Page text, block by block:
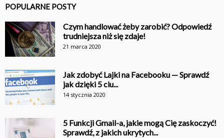
POPULARNE POSTY
Czym handlować żeby zarobić? Odpowiedź
trudniejsza niż się zdaje!
21 marca 2020
Jak zdobyć Lajki na Facebooku — Sprawdź
jak dzięki 5 ciu...
14 stycznia 2020
5 Funkcji Gmail-a, jakie mogą Cię zaskoczyć!
Sprawdź, z jakich ukrytych...